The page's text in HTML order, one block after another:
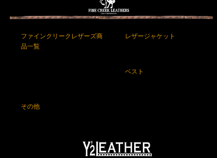
ファインクリークレザーズ商
品一覧
レザージャケット
ベスト
その他